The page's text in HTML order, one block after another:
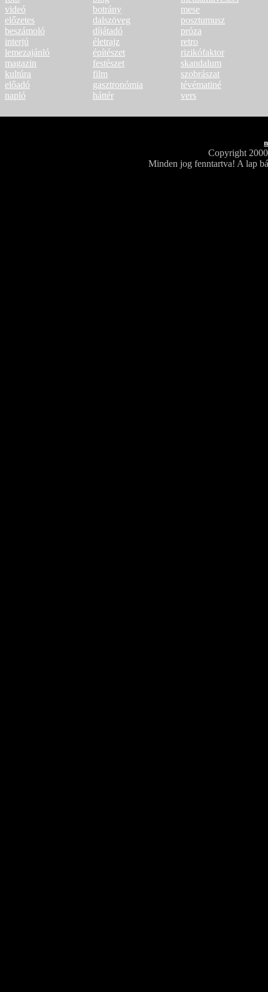
videó
előzetes
beszámoló
interjú
lemezajánló
magazin
kultúra
előadó
napló
botrány
dalszöveg
díjátadó
életrajz
építészet
festészet
film
gasztronómia
háttér
mese
posztumusz
próza
retro
rizikófaktor
skandalum
szobrászat
tévématiné
vers
Copyright
Minden jog fenntartva! A lap